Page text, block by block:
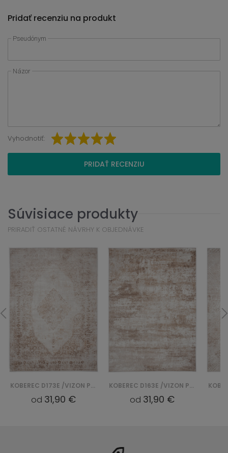
Pridať recenziu na produkt
Pseudónym
Názor
Vyhodnotiť:
PRIDAŤ RECENZIU
Súvisiace produkty
PRIRADIŤ OSTATNÉ NÁVRHY K OBJEDNÁVKE
KOBEREC D173E /VIZON PORTLAND - BIAŁY
od 31,90 €
KOBEREC D163E /VIZON PORTLAND - BIAŁY
od 31,90 €